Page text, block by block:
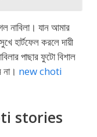
নাবিলা। যান আমার
হার্টফেল করলে দায়ী
পাছার ফুটো বিশাল
না। new choti
stories